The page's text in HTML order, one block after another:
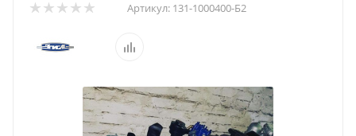
Артикул: 131-1000400-Б2